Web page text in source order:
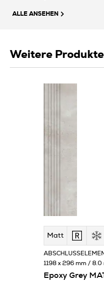
ALLE ANSEHEN
Weitere
Matt
Epoxy Grey
1198 x 296 mm / 8.0